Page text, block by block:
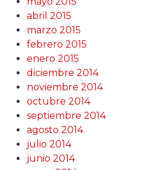
abril 2015
marzo 2015
febrero 2015
enero 2015
diciembre 2014
noviembre 2014
octubre 2014
septiembre 2014
agosto 2014
julio 2014
junio 2014